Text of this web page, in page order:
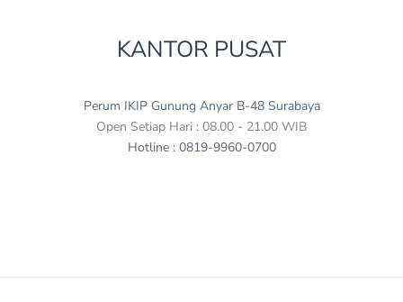
KANTOR PUSAT
Perum IKIP Gunung Anyar B-48 Surabaya
Open Setiap Hari : 08.00 - 21.00 WIB
Hotline : 0819-9960-0700